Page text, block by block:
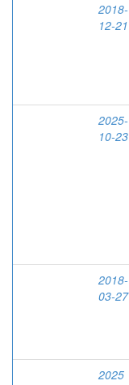
2018-
12-21
2025-
10-23
2018-
03-27
2025